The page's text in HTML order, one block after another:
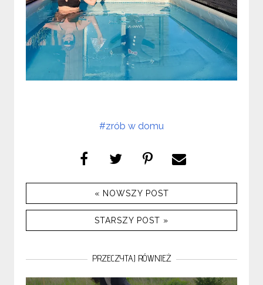
#zrób w domu
« NOWSZY POST
STARSZY POST »
PRZECZYTAJ RÓWNIEŻ